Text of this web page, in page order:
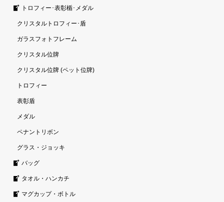
トロフィー･表彰楯･メダル
クリスタルトロフィー･盾
ガラスフォトフレーム
クリスタル位牌
クリスタル位牌 (ペット位牌)
トロフィー
表彰盾
メダル
ペナントリボン
グラス・ジョッキ
バッグ
タオル・ハンカチ
マグカップ・ボトル